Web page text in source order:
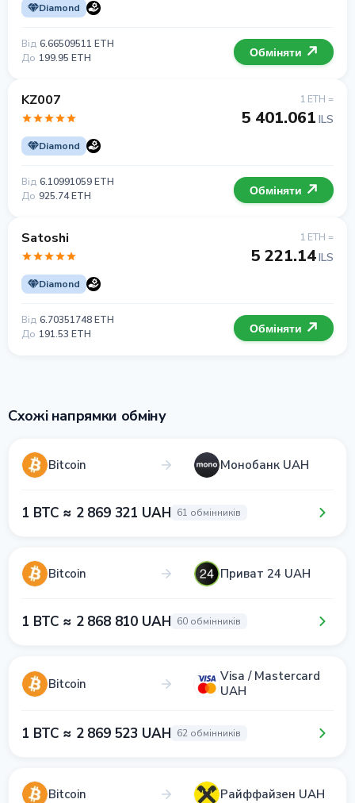
Diamond
Від 6.66509511 ETH
До 199.95 ETH Обміняти
KZ007
Diamond
1 ETH =
5 401.061 ILS
Від 6.10991059 ETH
До 925.74 ETH Обміняти
Satoshi
Diamond
1 ETH =
5 221.14ILS
Від 6.70351748 ETH
До 191.53 ETH Обміняти
Схожі напрямки обміну
Bitcoin Монобанк UAH
1 BTC ≈ 2 869 321 UAH 61 обмінників
Bitcoin Приват 24 UAH
1 BTC ≈ 2 868 810 UAH 60 обмінників
Bitcoin
Visa / Mastercard
UAH
1 BTC ≈ 2 869 523 UAH 62 обмінників
Bitcoin Райффайзен UAH